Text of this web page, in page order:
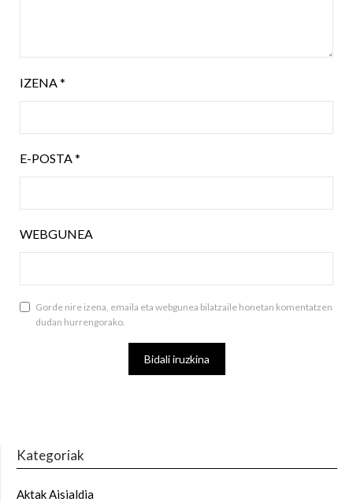
IZENA*
E-POSTA*
WEBGUNEA
Gorde nire izena, emaila eta webgunea bilatzaile honetan komentatzen
dudan hurrengorako.
Kategoriak
Aktak Aisialdia